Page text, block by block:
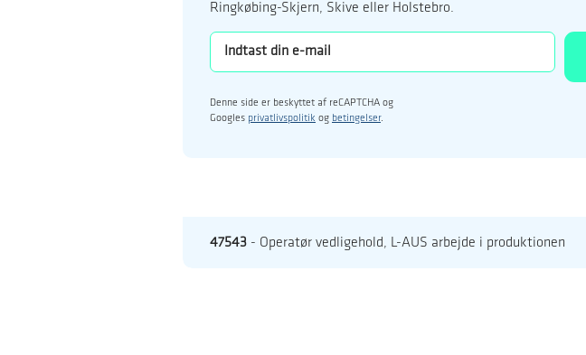
Ringkøbing-Skjern, Skive eller Holstebro.
Denne side er beskyttet af reCAPTCHA og
Googles privatlivspolitik og betingelser.
47543 - Operatør vedligehold, L-AUS arbejde i produktionen